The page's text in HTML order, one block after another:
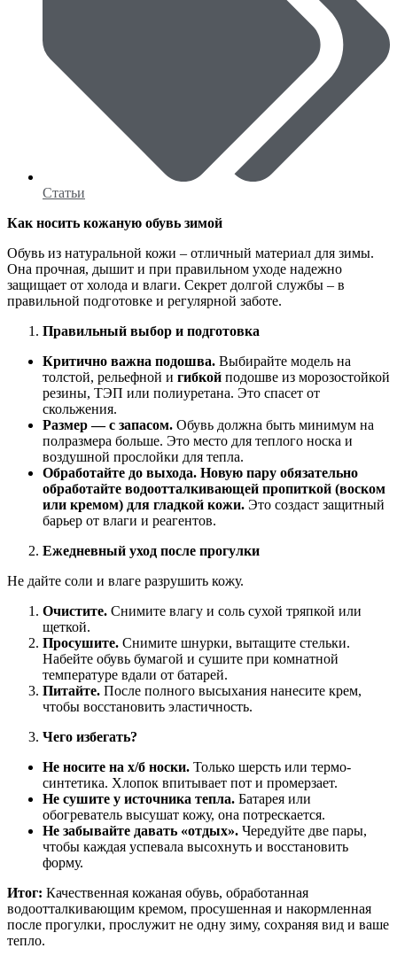
Статьи
Как носить кожаную обувь зимой
Обувь из натуральной кожи – отличный материал для зимы.
Она прочная, дышит и при правильном уходе надежно
защищает от холода и влаги. Секрет долгой службы – в
правильной подготовке и регулярной заботе.
Правильный выбор и подготовка
Критично важна подошва. Выбирайте модель на
толстой, рельефной и гибкой подошве из морозостойкой
резины, ТЭП или полиуретана. Это спасет от
скольжения.
Размер — с запасом. Обувь должна быть минимум на
полразмера больше. Это место для теплого носка и
воздушной прослойки для тепла.
Обработайте до выхода. Новую пару обязательно
обработайте водоотталкивающей пропиткой (воском
или кремом) для гладкой кожи. Это создаст защитный
барьер от влаги и реагентов.
Ежедневный уход после прогулки
Не дайте соли и влаге разрушить кожу.
Очистите. Снимите влагу и соль сухой тряпкой или
щеткой.
Просушите. Снимите шнурки, вытащите стельки.
Набейте обувь бумагой и сушите при комнатной
температуре вдали от батарей.
Питайте. После полного высыхания нанесите крем,
чтобы восстановить эластичность.
Чего избегать?
Не носите на х/б носки. Только шерсть или термо-
синтетика. Хлопок впитывает пот и промерзает.
Не сушите у источника тепла. Батарея или
обогреватель высушат кожу, она потрескается.
Не забывайте давать «отдых». Чередуйте две пары,
чтобы каждая успевала высохнуть и восстановить
форму.
Итог: Качественная кожаная обувь, обработанная
водоотталкивающим кремом, просушенная и накормленная
после прогулки, прослужит не одну зиму, сохраняя вид и ваше
тепло.